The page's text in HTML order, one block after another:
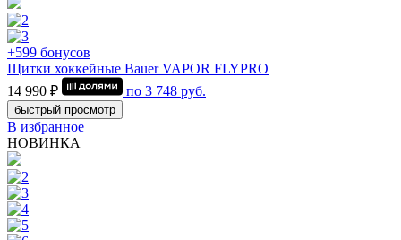
+599 бонусов
Щитки хоккейные Bauer VAPOR FLYPRO
14 990 ₽
по 3 748 руб.
быстрый просмотр
В избранное
НОВИНКА